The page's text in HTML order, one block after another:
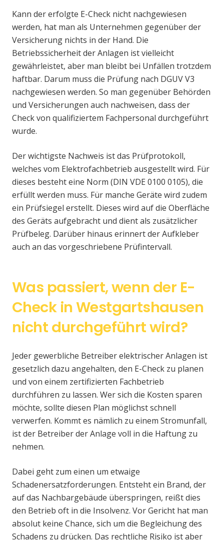
Kann der erfolgte E-Check nicht nachgewiesen
werden, hat man als Unternehmen gegenüber der
Versicherung nichts in der Hand. Die
Betriebssicherheit der Anlagen ist vielleicht
gewährleistet, aber man bleibt bei Unfällen trotzdem
haftbar. Darum muss die Prüfung nach DGUV V3
nachgewiesen werden. So man gegenüber Behörden
und Versicherungen auch nachweisen, dass der
Check von qualifiziertem Fachpersonal durchgeführt
wurde.
Der wichtigste Nachweis ist das Prüfprotokoll,
welches vom Elektrofachbetrieb ausgestellt wird. Für
dieses besteht eine Norm (DIN VDE 0100 0105), die
erfüllt werden muss. Für manche Geräte wird zudem
ein Prüfsiegel erstellt. Dieses wird auf die Oberfläche
des Geräts aufgebracht und dient als zusätzlicher
Prüfbeleg. Darüber hinaus erinnert der Aufkleber
auch an das vorgeschriebene Prüfintervall.
Was passiert, wenn der E-
Check in Westgartshausen
nicht durchgeführt wird?
Jeder gewerbliche Betreiber elektrischer Anlagen ist
gesetzlich dazu angehalten, den E-Check zu planen
und von einem zertifizierten Fachbetrieb
durchführen zu lassen. Wer sich die Kosten sparen
möchte, sollte diesen Plan möglichst schnell
verwerfen. Kommt es nämlich zu einem Stromunfall,
ist der Betreiber der Anlage voll in die Haftung zu
nehmen.
Dabei geht zum einen um etwaige
Schadenersatzforderungen. Entsteht ein Brand, der
auf das Nachbargebäude überspringen, reißt dies
den Betrieb oft in die Insolvenz. Vor Gericht hat man
absolut keine Chance, sich um die Begleichung des
Schadens zu drücken. Das rechtliche Risiko ist aber